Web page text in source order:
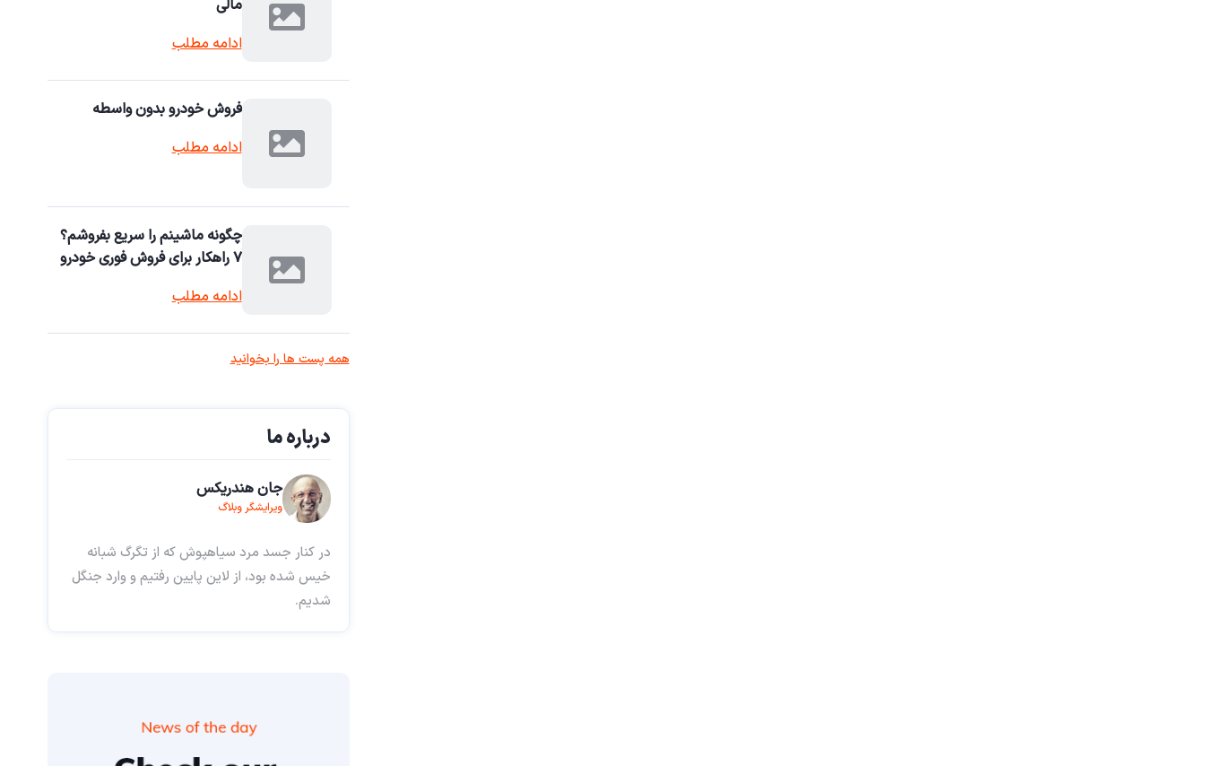
مالی
ادامه مطلب
فروش خودرو بدون واسطه
ادامه مطلب
چگونه ماشینم را سریع بفروشم؟
۷ راهکار برای فروش فوری خودرو
ادامه مطلب
همه پست ها را بخوانید
درباره ما
جان هندریکس
ویرایشگر وبلاگ
در کنار جسد مرد سیاهپوش که از تگرگ شبانه
خیس شده بود، از لاین پایین رفتیم و وارد جنگل
شدیم.